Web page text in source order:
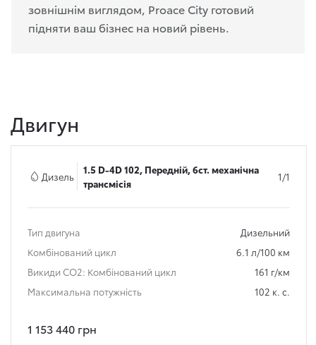
зовнішнім виглядом, Proace City готовий
підняти ваш бізнес на новий рівень.
Двигун
Дизель
1.5 D-4D 102, Передній, 6ст. механічна
трансмісія
1/1
Тип двигуна
Дизельний
Комбінований цикл
6.1 л/100 км
Викиди СО2: Комбінований цикл
161 г/км
Максимальна потужність
102 к. с.
1 153 440 грн